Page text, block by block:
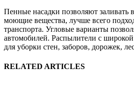
Пенные насадки позволяют заливать
моющие вещества, лучше всего
транспорта. Угловые варианты
автомобилей. Распылители с
для уборки стен, заборов, дорожек,
RELATED ARTICLES